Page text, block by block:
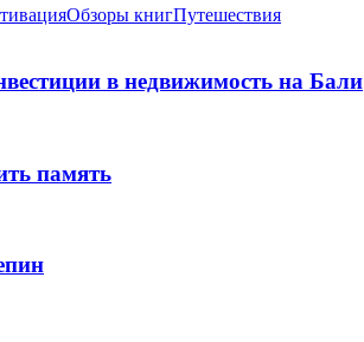
Обзоры книгПутешествия
в недвижимость на Бали
память